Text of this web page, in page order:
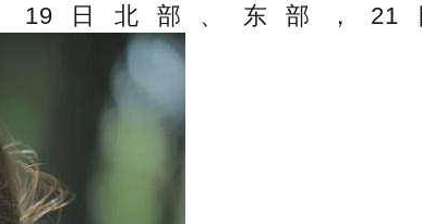
19日北部、东部，